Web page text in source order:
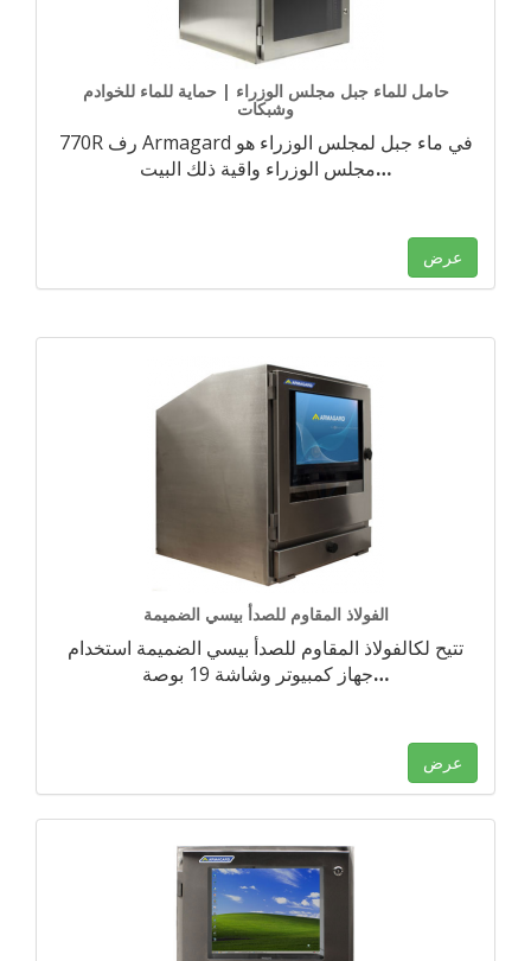
حامل للماء جبل مجلس الوزراء | حماية للماء للخوادم
وشبكات
770R رف Armagard في ماء جبل لمجلس الوزراء هو
مجلس الوزراء واقية ذلك البيت…
عرض
الفولاذ المقاوم للصدأ بيسي الضميمة
تتيح لكالفولاذ المقاوم للصدأ بيسي الضميمة استخدام
جهاز كمبيوتر وشاشة 19 بوصة…
عرض